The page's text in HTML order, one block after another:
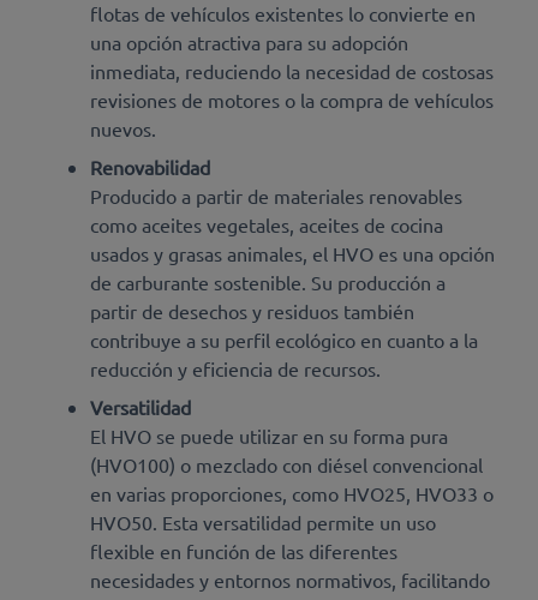
flotas de vehículos existentes lo convierte en
una opción atractiva para su adopción
inmediata, reduciendo la necesidad de costosas
revisiones de motores o la compra de vehículos
nuevos.
Renovabilidad
Producido a partir de materiales renovables
como aceites vegetales, aceites de cocina
usados ​​y grasas animales, el HVO es una opción
de carburante sostenible. Su producción a
partir de desechos y residuos también
contribuye a su perfil ecológico en cuanto a la
reducción y eficiencia de recursos.
Versatilidad
El HVO se puede utilizar en su forma pura
(HVO100) o mezclado con diésel convencional
en varias proporciones, como HVO25, HVO33 o
HVO50. Esta versatilidad permite un uso
flexible en función de las diferentes
necesidades y entornos normativos, facilitando